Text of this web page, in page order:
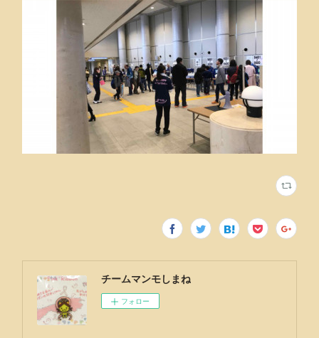
チームマンモしまね
フォロー